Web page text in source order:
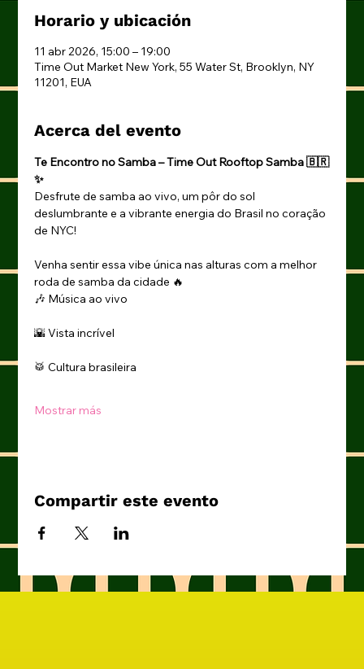
Horario y ubicación
11 abr 2026, 15:00 – 19:00
Time Out Market New York, 55 Water St, Brooklyn, NY
11201, EUA
Acerca del evento
Te Encontro no Samba – Time Out Rooftop Samba 🇧🇷
✨
Desfrute de samba ao vivo, um pôr do sol
deslumbrante e a vibrante energia do Brasil no coração
de NYC!
Venha sentir essa vibe única nas alturas com a melhor
roda de samba da cidade 🔥
🎶 Música ao vivo
🌇 Vista incrível
🥁 Cultura brasileira
Mostrar más
Compartir este evento